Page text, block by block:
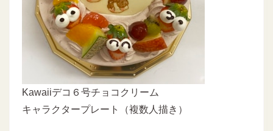
Kawaiiデコ６号チョコクリーム
キャラクタープレート（複数人描き）